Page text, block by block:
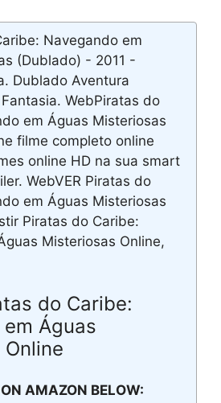
Navegando em
(Dublado) - 2011 -
Dublado Aventura
WebPiratas do
em Águas Misteriosas
filme completo online
online HD na sua smart
WebVER Piratas do
em Águas Misteriosas
Piratas do Caribe:
Misteriosas Online,
do Caribe:
Águas
AMAZON BELOW: